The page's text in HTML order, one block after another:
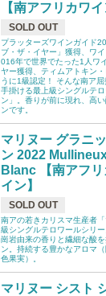
【南アフリカワ
SOLD OUT
プラッターズワインガイド
ブ・ザ・イヤー」獲得、ワ
016年で世界でたった1人ワ
ヤー獲得、ティムアトキン
うに1級認定！ そんな南ア
手掛ける最上級シングルテ
ン」。香りが前に現れ、高
ンです。
マリヌー グラニ
ン 2022
Blanc 【南アフ
イン】
SOLD OUT
南アの若きカリスマ生産者
級シングルテロワールシリ
崗岩由来の香りと繊細な酸
ン。持続する豊かなアロマ
色果実）。
マリヌー シスト